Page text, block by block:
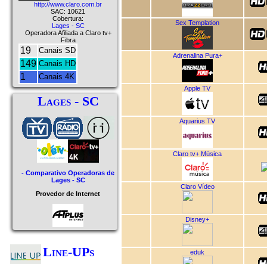
http://www.claro.com.br
SAC: 10621
Cobertura:
Lages - SC
Operadora Afiliada a Claro tv+
Fibra
19 Canais SD
149 Canais HD
1 Canais 4K
Lages - SC
- Comparativo Operadoras de
Lages - SC
Provedor de Internet
Line-UPs
Sex Templation
Adrenalina Pura+
Apple TV
Aquarius TV
Claro tv+ Música
Claro Vídeo
Disney+
eduk